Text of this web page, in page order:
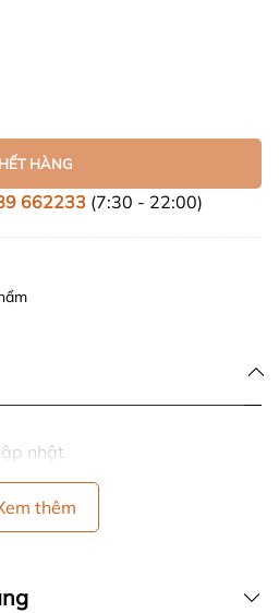
HẾT HÀNG
662233(7:30 - 22:00)
nhật
thêm